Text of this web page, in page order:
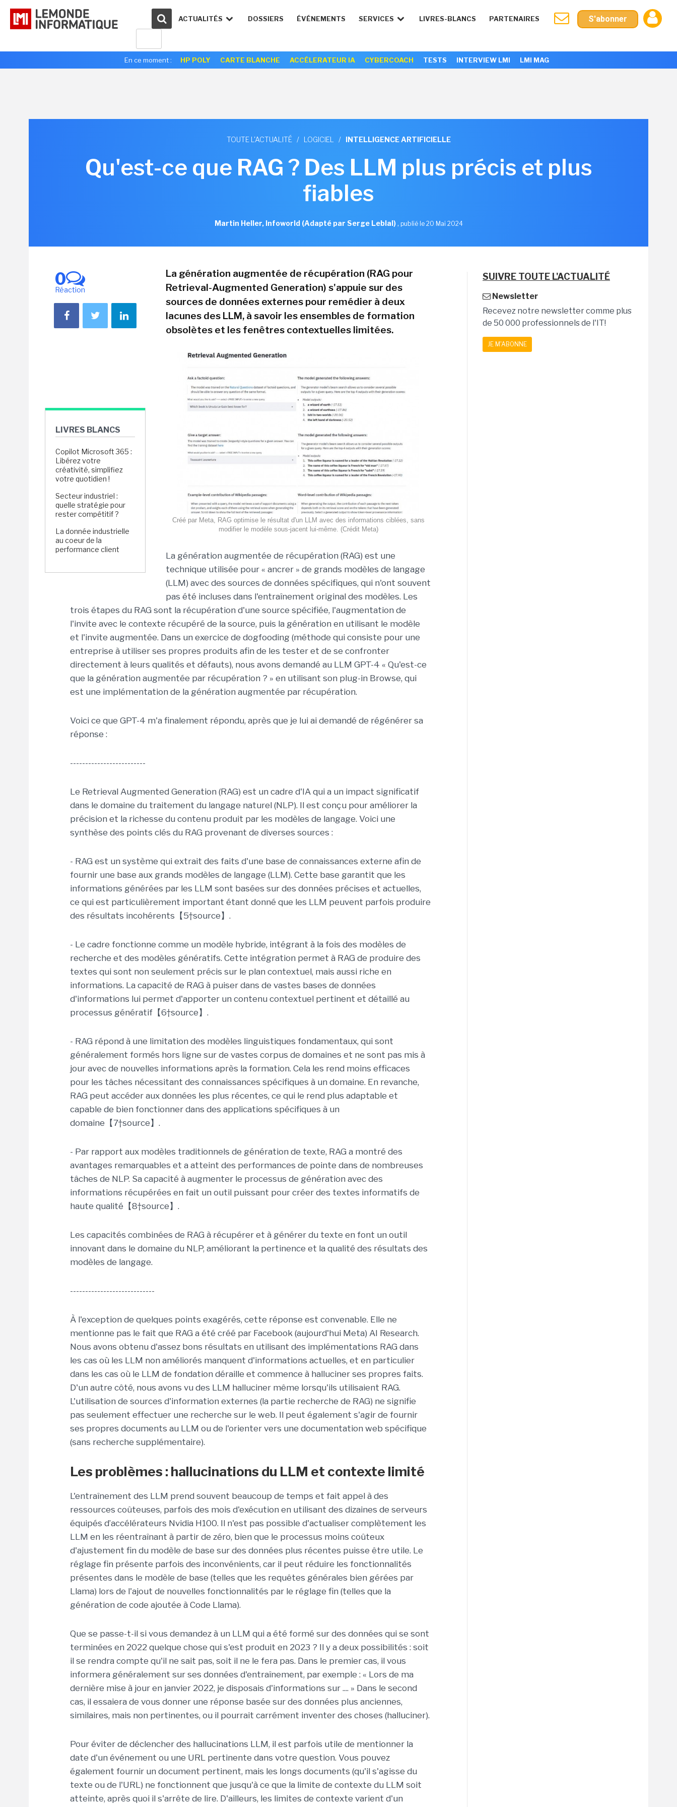
ACTUALITÉS DOSSIERS ÉVÉNEMENTS SERVICES LIVRES-BLANCS PARTENAIRES S'abonner
En ce moment : HP POLY CARTE BLANCHE ACCÉLERATEUR IA CYBERCOACH TESTS INTERVIEW LMI LMI MAG
TOUTE L'ACTUALITÉ / LOGICIEL / INTELLIGENCE ARTIFICIELLE
Qu'est-ce que RAG ? Des LLM plus précis et plus
fiables
Martin Heller, Infoworld (Adapté par Serge Leblal), publié le 20 Mai 2024
0
Réaction
LIVRES BLANCS
Copilot Microsoft 365 :
Libérez votre
créativité, simplifiez
votre quotidien !
Secteur industriel :
quelle stratégie pour
rester compétitif ?
La donnée industrielle
au coeur de la
performance client
La génération augmentée de récupération (RAG pour
Retrieval-Augmented Generation) s'appuie sur des
sources de données externes pour remédier à deux
lacunes des LLM, à savoir les ensembles de formation
obsolètes et les fenêtres contextuelles limitées.
Créé par Meta, RAG optimise le résultat d'un LLM avec des informations ciblées, sans
modifier le modèle sous-jacent lui-même. (Crédit Meta)
La génération augmentée de récupération (RAG) est une
technique utilisée pour « ancrer » de grands modèles de langage
(LLM) avec des sources de données spécifiques, qui n'ont souvent
pas été incluses dans l'entraînement original des modèles. Les
trois étapes du RAG sont la récupération d'une source spécifiée, l'augmentation de
l'invite avec le contexte récupéré de la source, puis la génération en utilisant le modèle
et l'invite augmentée. Dans un exercice de dogfooding (méthode qui consiste pour une
entreprise à utiliser ses propres produits afin de les tester et de se confronter
directement à leurs qualités et défauts), nous avons demandé au LLM GPT-4 « Qu'est-ce
que la génération augmentée par récupération ? » en utilisant son plug-in Browse, qui
est une implémentation de la génération augmentée par récupération.
Voici ce que GPT-4 m'a finalement répondu, après que je lui ai demandé de régénérer sa
réponse :
-------------------------
Le Retrieval Augmented Generation (RAG) est un cadre d'IA qui a un impact significatif
dans le domaine du traitement du langage naturel (NLP). Il est conçu pour améliorer la
précision et la richesse du contenu produit par les modèles de langage. Voici une
synthèse des points clés du RAG provenant de diverses sources :
- RAG est un système qui extrait des faits d'une base de connaissances externe afin de
fournir une base aux grands modèles de langage (LLM). Cette base garantit que les
informations générées par les LLM sont basées sur des données précises et actuelles,
ce qui est particulièrement important étant donné que les LLM peuvent parfois produire
des résultats incohérents【5†source】.
- Le cadre fonctionne comme un modèle hybride, intégrant à la fois des modèles de
recherche et des modèles génératifs. Cette intégration permet à RAG de produire des
textes qui sont non seulement précis sur le plan contextuel, mais aussi riche en
informations. La capacité de RAG à puiser dans de vastes bases de données
d'informations lui permet d'apporter un contenu contextuel pertinent et détaillé au
processus génératif【6†source】.
- RAG répond à une limitation des modèles linguistiques fondamentaux, qui sont
généralement formés hors ligne sur de vastes corpus de domaines et ne sont pas mis à
jour avec de nouvelles informations après la formation. Cela les rend moins efficaces
pour les tâches nécessitant des connaissances spécifiques à un domaine. En revanche,
RAG peut accéder aux données les plus récentes, ce qui le rend plus adaptable et
capable de bien fonctionner dans des applications spécifiques à un
domaine【7†source】.
- Par rapport aux modèles traditionnels de génération de texte, RAG a montré des
avantages remarquables et a atteint des performances de pointe dans de nombreuses
tâches de NLP. Sa capacité à augmenter le processus de génération avec des
informations récupérées en fait un outil puissant pour créer des textes informatifs de
haute qualité【8†source】.
Les capacités combinées de RAG à récupérer et à générer du texte en font un outil
innovant dans le domaine du NLP, améliorant la pertinence et la qualité des résultats des
modèles de langage.
----------------------------
À l'exception de quelques points exagérés, cette réponse est convenable. Elle ne
mentionne pas le fait que RAG a été créé par Facebook (aujourd'hui Meta) AI Research.
Nous avons obtenu d'assez bons résultats en utilisant des implémentations RAG dans
les cas où les LLM non améliorés manquent d'informations actuelles, et en particulier
dans les cas où le LLM de fondation déraille et commence à halluciner ses propres faits.
D'un autre côté, nous avons vu des LLM halluciner même lorsqu'ils utilisaient RAG.
L'utilisation de sources d'information externes (la partie recherche de RAG) ne signifie
pas seulement effectuer une recherche sur le web. Il peut également s'agir de fournir
ses propres documents au LLM ou de l'orienter vers une documentation web spécifique
(sans recherche supplémentaire).
Les problèmes : hallucinations du LLM et contexte limité
L'entraînement des LLM prend souvent beaucoup de temps et fait appel à des
ressources coûteuses, parfois des mois d'exécution en utilisant des dizaines de serveurs
équipés d’accélérateurs Nvidia H100. Il n'est pas possible d'actualiser complètement les
LLM en les réentraînant à partir de zéro, bien que le processus moins coûteux
d'ajustement fin du modèle de base sur des données plus récentes puisse être utile. Le
réglage fin présente parfois des inconvénients, car il peut réduire les fonctionnalités
présentes dans le modèle de base (telles que les requêtes générales bien gérées par
Llama) lors de l'ajout de nouvelles fonctionnalités par le réglage fin (telles que la
génération de code ajoutée à Code Llama).
Que se passe-t-il si vous demandez à un LLM qui a été formé sur des données qui se sont
terminées en 2022 quelque chose qui s'est produit en 2023 ? Il y a deux possibilités : soit
il se rendra compte qu'il ne sait pas, soit il ne le fera pas. Dans le premier cas, il vous
informera généralement sur ses données d'entraînement, par exemple : « Lors de ma
dernière mise à jour en janvier 2022, je disposais d'informations sur .... » Dans le second
cas, il essaiera de vous donner une réponse basée sur des données plus anciennes,
similaires, mais non pertinentes, ou il pourrait carrément inventer des choses (halluciner).
Pour éviter de déclencher des hallucinations LLM, il est parfois utile de mentionner la
date d'un événement ou une URL pertinente dans votre question. Vous pouvez
également fournir un document pertinent, mais les longs documents (qu'il s'agisse du
texte ou de l'URL) ne fonctionnent que jusqu'à ce que la limite de contexte du LLM soit
atteinte, après quoi il s'arrête de lire. D'ailleurs, les limites de contexte varient d'un
SUIVRE TOUTE L'ACTUALITÉ
Newsletter
Recevez notre newsletter comme plus
de 50 000 professionnels de l'IT!
JE M'ABONNE